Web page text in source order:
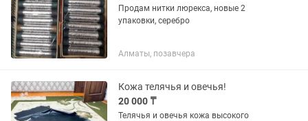
Продам нитки люрекса, новые 2
упаковки, серебро
Алматы, позавчера
Кожа телячья и овечья!
20 000 ₸
Телячья и овечья кожа высокого